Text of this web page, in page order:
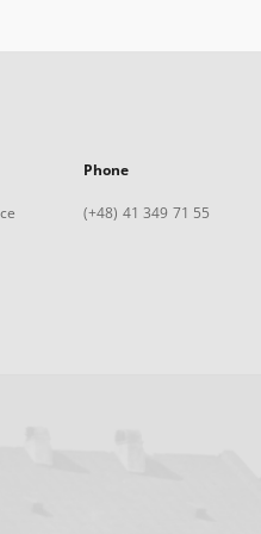
Phone
(+48) 41 349 71 55